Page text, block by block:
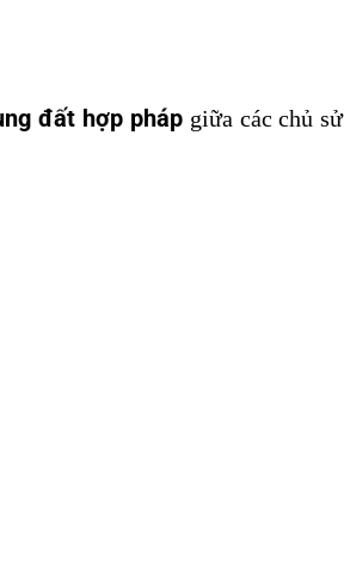
đất hợp phápgiữa các chủ sử